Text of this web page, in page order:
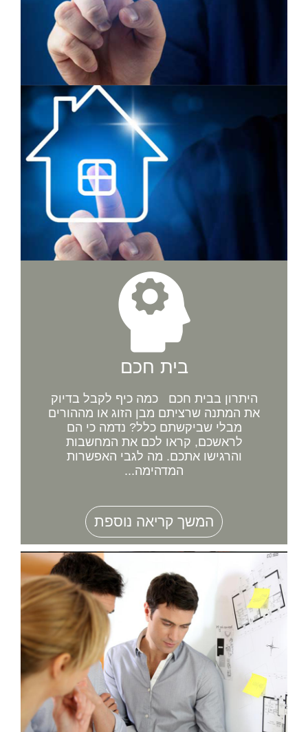
בית חכם
היתרון בבית חכם כמה כיף לקבל בדיוק
את המתנה שרציתם מבן הזוג או מההורים
מבלי שביקשתם כלל? נדמה כי הם
לראשכם, קראו לכם את המחשבות
והרגישו אתכם. מה לגבי האפשרות
המדהימה...
המשך קריאה נוספת